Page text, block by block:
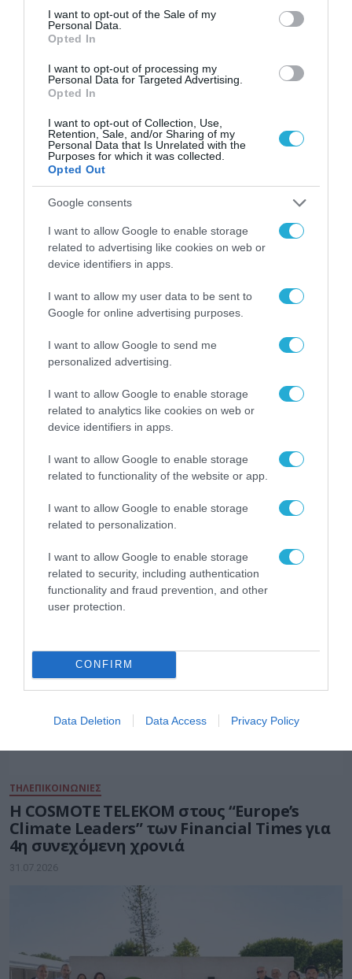
consent section.
I want to opt-out of the Sale of my
Personal Data.
Opted In
I want to opt-out of processing my
Personal Data for Targeted Advertising.
Opted In
I want to opt-out of Collection, Use,
Retention, Sale, and/or Sharing of my
Personal Data that Is Unrelated with the
Purposes for which it was collected.
Opted Out
Google consents
I want to allow Google to enable storage
related to advertising like cookies on web or
device identifiers in apps.
I want to allow my user data to be sent to
Google for online advertising purposes.
I want to allow Google to send me
personalized advertising.
I want to allow Google to enable storage
related to analytics like cookies on web or
device identifiers in apps.
I want to allow Google to enable storage
related to functionality of the website or app.
I want to allow Google to enable storage
related to personalization.
I want to allow Google to enable storage
related to security, including authentication
functionality and fraud prevention, and other
user protection.
CONFIRM
Data Deletion Data Access Privacy Policy
Σ. Καλαφάτης: «Η
Τεχνητή Νοημοσύνη
δεν είναι απλώς μια
μια νέα βιομηχανική
επανάσταση»
31.07.2026
Νέος οδηγός του ΕΚΤ
για τη χρηματοδότηση
των ελληνικών
επιχειρήσεων στον
χώρο της άμυνας
31.07.2026
Η πιο ταξιδιάρικη
βαλίτσα του φετινού
καλοκαιριού έχει την
υπογραφή της Xiaomi
31.07.2026
ΤΗΛΕΠΙΚΟΙΝΩΝΙΕΣ
ΤΗΛΕΠΙΚΟΙΝΩΝΙΕΣ
Η COSMOTE TELEKOM στους “Europe’s
Climate Leaders” των Financial Times για
4η συνεχόμενη χρονιά
31.07.2026